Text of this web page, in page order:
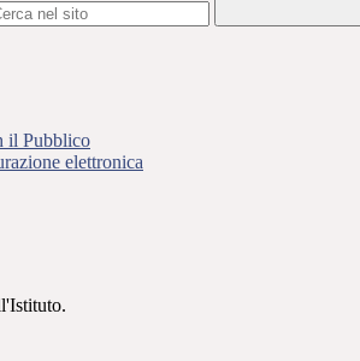
il Pubblico
elettronica